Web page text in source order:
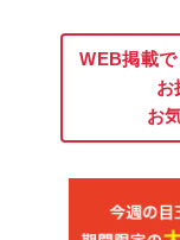
WEB掲載で
お
お